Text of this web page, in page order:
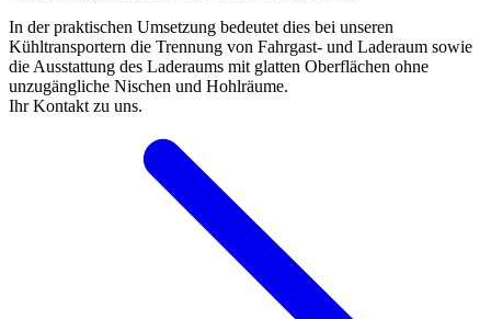
In der praktischen Umsetzung bedeutet dies bei unseren
Kühltransportern die Trennung von Fahrgast- und Laderaum sowie
die Ausstattung des Laderaums mit glatten Oberflächen ohne
unzugängliche Nischen und Hohlräume.
Ihr Kontakt zu uns.